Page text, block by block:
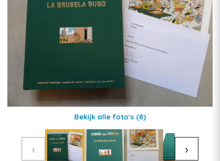
Bekijk alle foto's (8)
‹ ›